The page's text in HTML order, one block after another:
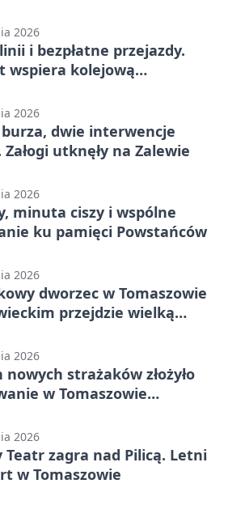
2026
i bezpłatne przejazdy.
wspiera kolejową
2026
burza, dwie interwencje
Załogi utknęły na Zalewie
2026
minuta ciszy i wspólne
ku pamięci Powstańców
2026
dworzec w Tomaszowie
przejdzie wielką
2026
nowych strażaków złożyło
w Tomaszowie
2026
Teatr zagra nad Pilicą. Letni
w Tomaszowie